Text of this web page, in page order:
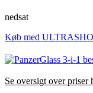
nedsat
Køb med
Se oversigt over priser